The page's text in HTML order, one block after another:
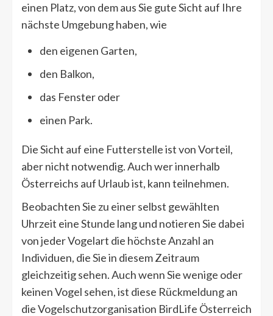
einen Platz, von dem aus Sie gute Sicht auf Ihre
nächste Umgebung haben, wie
den eigenen Garten,
den Balkon,
das Fenster oder
einen Park.
Die Sicht auf eine Futterstelle ist von Vorteil,
aber nicht notwendig. Auch wer innerhalb
Österreichs auf Urlaub ist, kann teilnehmen.
Beobachten Sie zu einer selbst gewählten
Uhrzeit eine Stunde lang und notieren Sie dabei
von jeder Vogelart die höchste Anzahl an
Individuen, die Sie in diesem Zeitraum
gleichzeitig sehen. Auch wenn Sie wenige oder
keinen Vogel sehen, ist diese Rückmeldung an
die Vogelschutzorganisation BirdLife Österreich